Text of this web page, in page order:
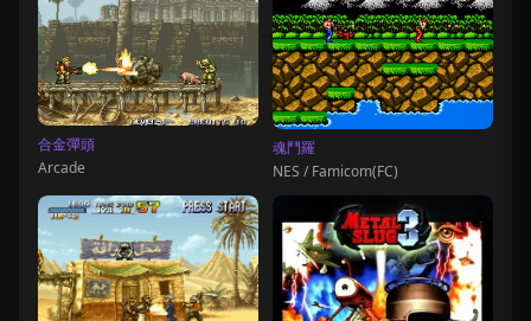
合金彈頭
Arcade
魂鬥羅
NES / Famicom(FC)